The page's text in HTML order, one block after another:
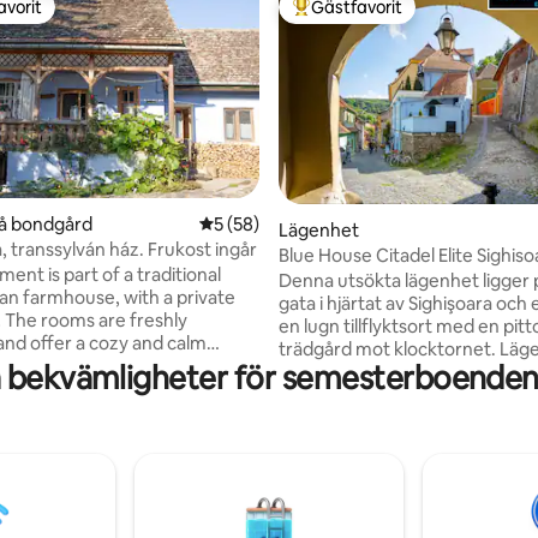
betyg, 13 omdömen
bondgård 5 av 5 i genomsnittligt betyg, 58
5 (58)
transsylván ház. Frukost ingår
is part of a traditional
farmhouse, with a private
rooms are freshly
offer a cozy and calm
Breakfast is included and
delicious, organic and local
(at least two days before
Populär gästfavorit
Gästfavorit
Lägenhet
Blue House Citadel Elite
Denna utsökta lägenhet ligger
gata i hjärtat av Sighişoara och
en lugn tillflyktsort med en
trädgård mot klocktornet.
har ett modernt kök, en
tvättmaskin och en mysig
en platt-TV. Denna charmiga
en perfekt blandning av
sofistikering, vilket gör den till
bekvämligheter för